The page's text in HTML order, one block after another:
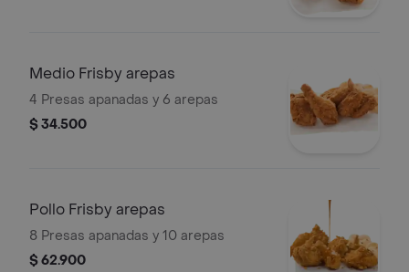
Medio Frisby arepas
4 Presas apanadas y 6 arepas
$ 34.500
Pollo Frisby arepas
8 Presas apanadas y 10 arepas
$ 62.900